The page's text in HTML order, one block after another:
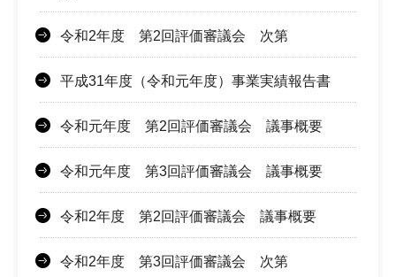
令和2年度 第2回評価審議会 次第
平成31年度（令和元年度）事業実績報告書
令和元年度 第2回評価審議会 議事概要
令和元年度 第3回評価審議会 議事概要
令和2年度 第2回評価審議会 議事概要
令和2年度 第3回評価審議会 次第